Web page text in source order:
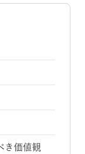
き価値観